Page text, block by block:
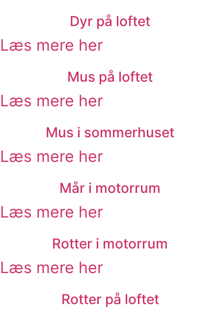
Dyr på loftet
Læs mere her
Mus på loftet
Læs mere her
Mus i sommerhuset
Læs mere her
Mår i motorrum
Læs mere her
Rotter i motorrum
Læs mere her
Rotter på loftet